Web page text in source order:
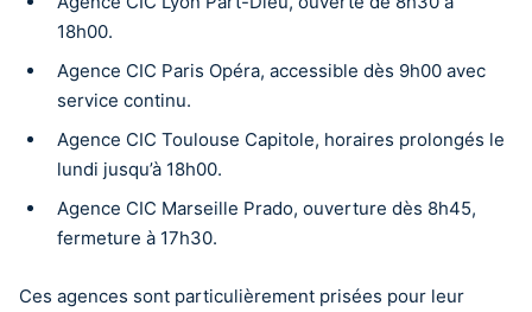
18h00.
Agence CIC Paris Opéra, accessible dès 9h00 avec
service continu.
Agence CIC Toulouse Capitole, horaires prolongés le
lundi jusqu’à 18h00.
Agence CIC Marseille Prado, ouverture dès 8h45,
fermeture à 17h30.
Ces agences sont particulièrement prisées pour leur